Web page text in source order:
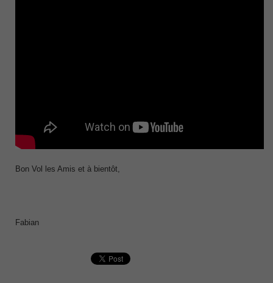
Bon Vol les Amis et à bientôt,
Fabian